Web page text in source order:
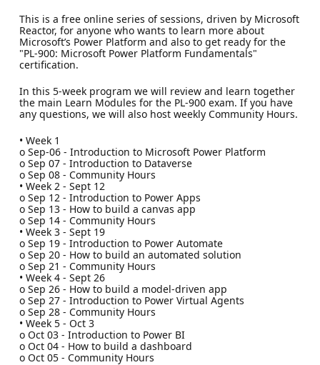
This is a free online series of sessions, driven by Microsoft
Reactor, for anyone who wants to learn more about
Microsoft’s Power Platform and also to get ready for the
"PL-900: Microsoft Power Platform Fundamentals"
certification.
In this 5-week program we will review and learn together
the main Learn Modules for the PL-900 exam. If you have
any questions, we will also host weekly Community Hours.
• Week 1
o Sep-06 - Introduction to Microsoft Power Platform
o Sep 07 - Introduction to Dataverse
o Sep 08 - Community Hours
• Week 2 - Sept 12
o Sep 12 - Introduction to Power Apps
o Sep 13 - How to build a canvas app
o Sep 14 - Community Hours
• Week 3 - Sept 19
o Sep 19 - Introduction to Power Automate
o Sep 20 - How to build an automated solution
o Sep 21 - Community Hours
• Week 4 - Sept 26
o Sep 26 - How to build a model-driven app
o Sep 27 - Introduction to Power Virtual Agents
o Sep 28 - Community Hours
• Week 5 - Oct 3
o Oct 03 - Introduction to Power BI
o Oct 04 - How to build a dashboard
o Oct 05 - Community Hours